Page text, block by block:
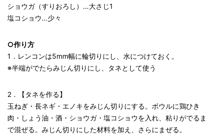
ショウガ（すりおろし）…大さじ1
塩コショウ…少々
○作り方
1．レンコンは5mm幅に輪切りにし、水につけておく。
※半端がでたらみじん切りにし、タネとして使う
2．【タネを作る】
玉ねぎ・長ネギ・エノキをみじん切りにする。ボウルに鶏ひき
肉・しょう油・酒・ショウガ・塩コショウを入れ、粘りがでるま
で混ぜる。みじん切りにした材料を加え、さらにまぜる。